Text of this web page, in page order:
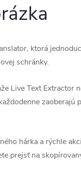
ktorá
schránky.
Live Text
hárka a rýchle
prejsť na